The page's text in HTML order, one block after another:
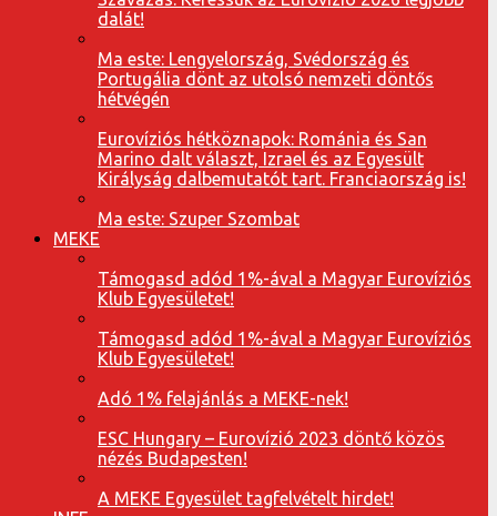
dalát!
Ma este: Lengyelország, Svédország és
Portugália dönt az utolsó nemzeti döntős
hétvégén
Eurovíziós hétköznapok: Románia és San
Marino dalt választ, Izrael és az Egyesült
Királyság dalbemutatót tart. Franciaország is!
Ma este: Szuper Szombat
MEKE
Támogasd adód 1%-ával a Magyar Eurovíziós
Klub Egyesületet!
Támogasd adód 1%-ával a Magyar Eurovíziós
Klub Egyesületet!
Adó 1% felajánlás a MEKE-nek!
ESC Hungary – Eurovízió 2023 döntő közös
nézés Budapesten!
A MEKE Egyesület tagfelvételt hirdet!